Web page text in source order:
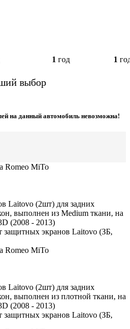
1 год 1
выбор
на данный автомобиль невозможна!
Laitovo (2шт) для задних
выполнен из Medium ткани, на
(2008 - 2013)
защитных экранов Laitovo (ЗБ,
Laitovo (2шт) для задних
выполнен из плотной ткани, на
(2008 - 2013)
защитных экранов Laitovo (ЗБ,